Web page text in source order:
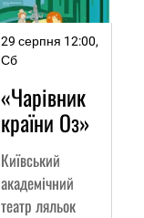
29 серпня 12:00,
Сб
«Чарівник
країни Оз»
Київський
академічний
театр ляльок